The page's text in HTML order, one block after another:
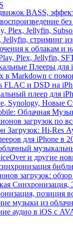
BASS,
Plex, Jellyfin,
стриминг
к облакам и
Plex, Jellyfin,
Плееры для
в Markdown с
FLAC и DSD на
плеер для
Synology, Новые
Облачная
загрузок по
Загрузок: Hi-Res
для iPhone в
и другие
загрузок:
позиция
музыки из
аудио в iOS с